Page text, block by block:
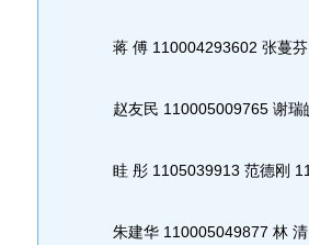
蒋 傅 110004293602 张蔓芬
赵友民 110005009765 谢瑞
眭 彤 1105039913 范德刚
朱建华 110005049877 林 清